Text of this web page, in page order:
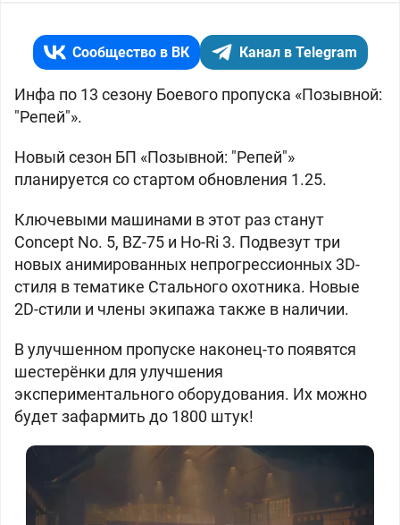
Сообщество в ВК Канал в Telegram
Инфа по 13 сезону Боевого пропуска «Позывной:
"Репей"».
Новый сезон БП «Позывной: "Репей"»
планируется со стартом обновления 1.25.
Ключевыми машинами в этот раз станут
Concept No. 5, BZ-75 и Ho-Ri 3. Подвезут три
новых анимированных непрогрессионных 3D-
стиля в тематике Стального охотника. Новые
2D-стили и члены экипажа также в наличии.
В улучшенном пропуске наконец-то появятся
шестерёнки для улучшения
экспериментального оборудования. Их можно
будет зафармить до 1800 штук!